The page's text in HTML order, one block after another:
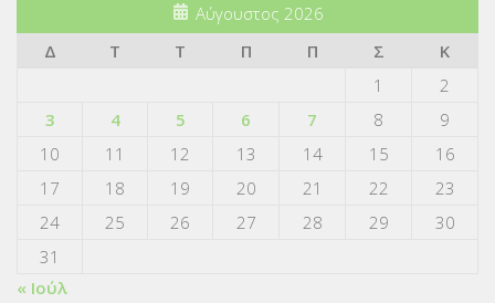
Αύγουστος 2026
Δ
Τ Τ Π Π Σ
Κ
1
2
3
4 5 6 7 8
9
10
11 12 13 14 15
16
17
18 19 20 21 22
23
24
25 26 27 28 29
30
31
« Ιούλ